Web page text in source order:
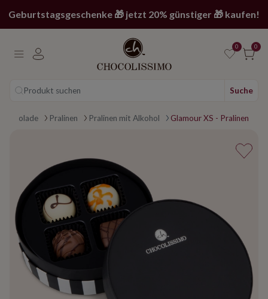
Geburtstagsgeschenke 🎁 jetzt 20% günstiger 🎁 kaufen!
0 0
Produkt suchen Suche
Pralinen Pralinen mit Alkohol Glamour XS - Pralinen